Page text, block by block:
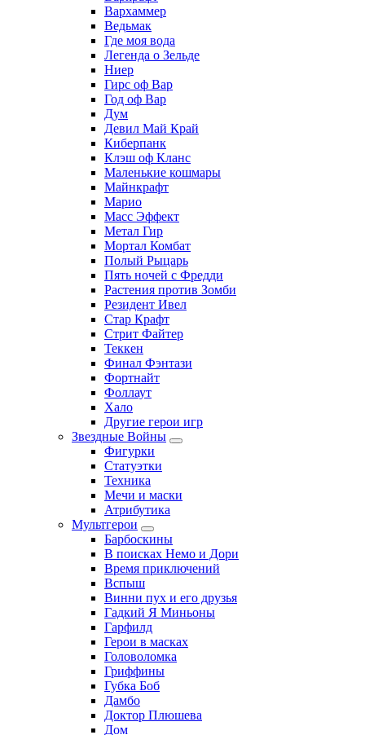
Вархаммер
Ведьмак
Где моя вода
Легенда о Зельде
Ниер
Гирс оф Вар
Год оф Вар
Дум
Девил Май Край
Киберпанк
Клэш оф Кланс
Маленькие кошмары
Майнкрафт
Марио
Масс Эффект
Метал Гир
Мортал Комбат
Полый Рыцарь
Пять ночей с Фредди
Растения против Зомби
Резидент Ивел
Стар Крафт
Стрит Файтер
Теккен
Финал Фэнтази
Фортнайт
Фоллаут
Хало
Другие герои игр
Звездные Войны
Фигурки
Статуэтки
Техника
Мечи и маски
Атрибутика
Мультгерои
Барбоскины
В поисках Немо и Дори
Время приключений
Вспыш
Винни пух и его друзья
Гадкий Я Миньоны
Гарфилд
Герои в масках
Головоломка
Гриффины
Губка Боб
Дамбо
Доктор Плюшева
Дом